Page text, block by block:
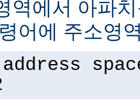
역에서 아파
어에 주소영